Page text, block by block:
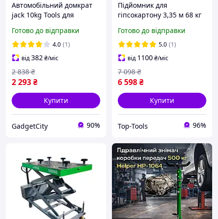
Автомобільний домкрат
jack 10kg Tools для
Підіймач гідравлічний
підкатний 2.5 тонни у
валізі
Готово до відправки
4.0 (1)
від382₴/міс
2 293₴
2 838 ₴
Купити
GadgetCity 90%
Підйомник для
гіпсокартону 3,35 м 68 кг
підкатний Helper HP -
1037
Готово до відправки
5.0 (1)
від 1100₴/міс
6 598₴
7 098 ₴
Купити
Top-Tools 96%